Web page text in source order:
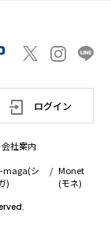
ログイン
会社案内
maga(シ
)
Monet
(モネ)